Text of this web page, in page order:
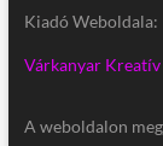
Kiadó Weboldala:
Várkanyar
A weboldalon